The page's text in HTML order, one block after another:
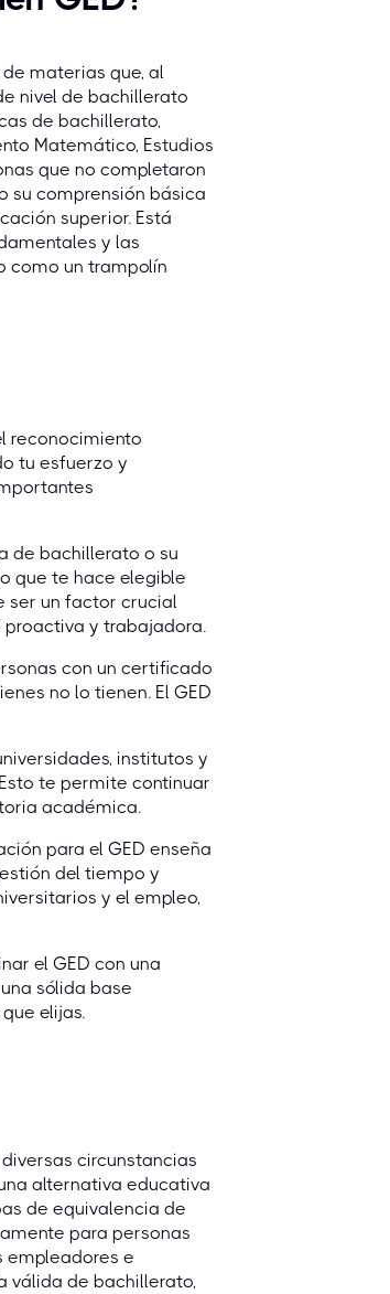
materias que, al
nivel de bachillerato
de bachillerato,
Matemático, Estudios
que no completaron
su comprensión básica
superior. Está
y las
como un trampolín
reconocimiento
tu esfuerzo y
de bachillerato o su
que te hace elegible
ser un factor crucial
y trabajadora.
con un certificado
no lo tienen. El GED
institutos y
te permite continuar
académica.
para el GED enseña
del tiempo y
y el empleo,
el GED con una
sólida base
elijas.
circunstancias
alternativa educativa
de equivalencia de
para personas
empleadores e
válida de bachillerato,